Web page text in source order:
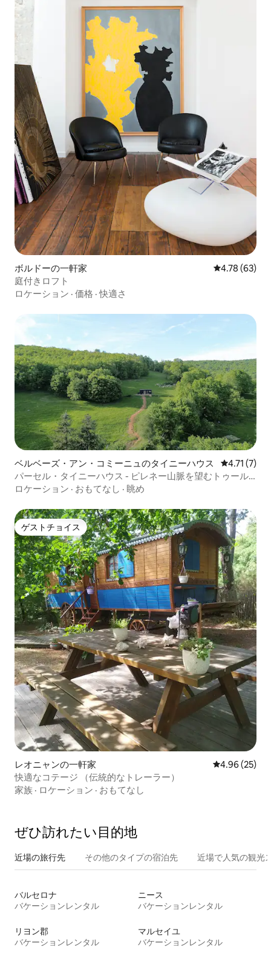
ボルドーの一軒家 レビュー63
4.78 (63)
庭付きロフト
ロケーション · 価格 ·快適さ
ベルベーズ・アン・コミーニュのタイニーハウス レビュー7
4.71 (7)
パーセル・タイニーハウス - ピレネー山脈を望むトゥール
ーズ近郊
ロケーション · おもてなし · 眺め
ゲストチョイス
ゲストチョイス
レオニャンの一軒家 レビュー25
4.96 (25)
快適なコテージ （伝統的なトレーラー）
家族 · ロケーション · おもてなし
ぜひ訪⁠れ⁠た⁠い目⁠的⁠地
近場の旅行先 その他のタ⁠イ⁠プ⁠の宿⁠泊⁠先 近場で人気の観光
バルセロナ
バケーションレンタル
ニース
バケーションレンタル
リヨン郡
バケーションレンタル
マルセイユ
バケーションレンタル